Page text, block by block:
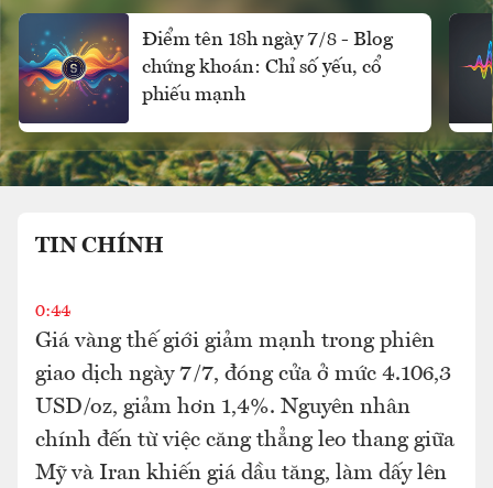
Điểm tên 18h ngày 7/8 - Blog
chứng khoán: Chỉ số yếu, cổ
phiếu mạnh
TIN CHÍNH
0:44
Giá vàng thế giới giảm mạnh trong phiên
giao dịch ngày 7/7, đóng cửa ở mức 4.106,3
USD/oz, giảm hơn 1,4%. Nguyên nhân
chính đến từ việc căng thẳng leo thang giữa
Mỹ và Iran khiến giá dầu tăng, làm dấy lên